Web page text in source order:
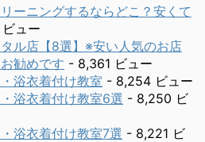
ーニングするならどこ？安くて
ュー
ル店【8選】※安い人気のお店
勧めです - 8,361 ビュー
浴衣着付け教室 - 8,254 ビュー
浴衣着付け教室6選 - 8,250 ビ
浴衣着付け教室7選 - 8,221 ビ